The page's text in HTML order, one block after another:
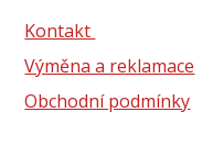
Kontakt
Výměna a reklamace
Obchodní podmínky